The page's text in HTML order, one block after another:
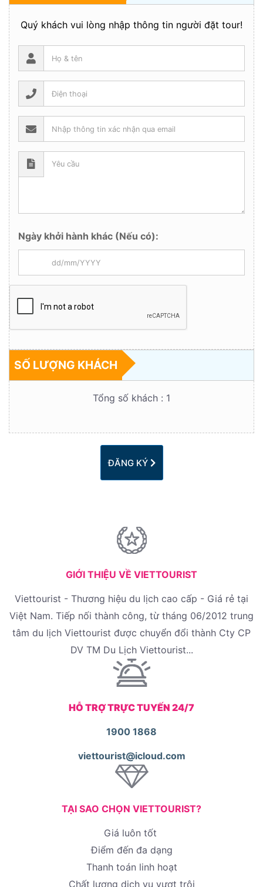
Quý khách vui lòng nhập thông tin người đặt tour!
Ngày khởi hành khác (Nếu có):
SỐ LƯỢNG KHÁCH
Tổng số khách : 1
ĐĂNG KÝ
GIỚI THIỆU VỀ VIETTOURIST
Viettourist - Thương hiệu du lịch cao cấp - Giá rẻ tại
Việt Nam. Tiếp nối thành công, từ tháng 06/2012 trung
tâm du lịch Viettourist được chuyển đổi thành Cty CP
DV TM Du Lịch Viettourist...
HỖ TRỢ TRỰC TUYẾN 24/7
1900 1868
viettourist@icloud.com
TẠI SAO CHỌN VIETTOURIST?
Giá luôn tốt
Điểm đến đa dạng
Thanh toán linh hoạt
Chất lượng dịch vụ vượt trội